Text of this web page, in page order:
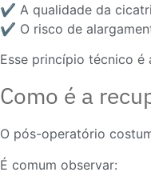
✔️ A qualidade da
✔️ O risco de
Esse princípio técnico é
Como é a
O pós-operatório
É comum observar: